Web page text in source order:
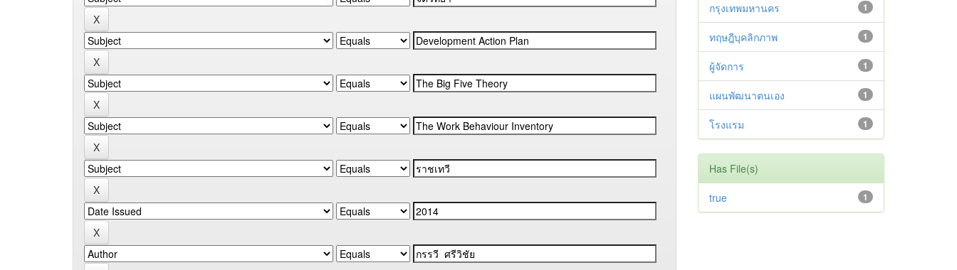
1
กรุงเทพมหานคร
1
ทฤษฎีบุคลิกภาพ
1
ผู้จัดการ
1
แผนพัฒนาตนเอง
1
โรงแรม
Has File(s)
1
true